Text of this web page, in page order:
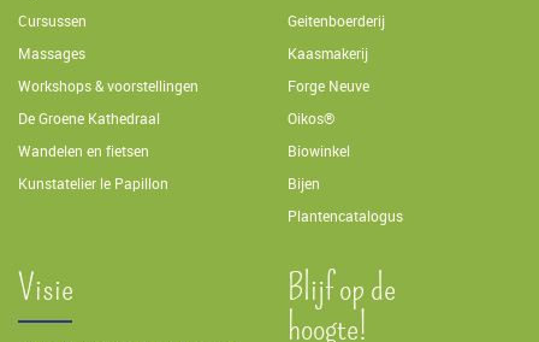
Cursussen
Massages
Workshops & voorstellingen
De Groene Kathedraal
Wandelen en fietsen
Kunstatelier le Papillon
Geitenboerderij
Kaasmakerij
Forge Neuve
Oikos®
Biowinkel
Bijen
Plantencatalogus
Visie
Blijf op de
hoogte!